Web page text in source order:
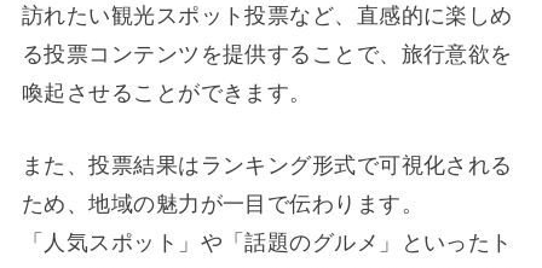
訪れたい観光スポット投票など、直感的に楽しめ
る投票コンテンツを提供することで、旅行意欲を
喚起させることができます。
また、投票結果はランキング形式で可視化される
ため、地域の魅力が一目で伝わります。
「人気スポット」や「話題のグルメ」といったト